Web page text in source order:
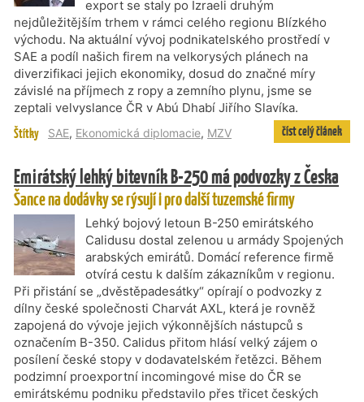
export se staly po Izraeli druhým
nejdůležitějším trhem v rámci celého regionu Blízkého
východu. Na aktuální vývoj podnikatelského prostředí v
SAE a podíl našich firem na velkorysých plánech na
diverzifikaci jejich ekonomiky, dosud do značné míry
závislé na příjmech z ropy a zemního plynu, jsme se
zeptali velvyslance ČR v Abú Dhabí Jiřího Slavíka.
Štítky SAE, Ekonomická diplomacie, MZV číst celý článek
Emirátský lehký bitevník B-250 má podvozky z Česka
Šance na dodávky se rýsují i pro další tuzemské firmy
Lehký bojový letoun B-250 emirátského
Calidusu dostal zelenou u armády Spojených
arabských emirátů. Domácí reference firmě
otvírá cestu k dalším zákazníkům v regionu.
Při přistání se „dvěstěpadesátky“ opírají o podvozky z
dílny české společnosti Charvát AXL, která je rovněž
zapojená do vývoje jejich výkonnějších nástupců s
označením B-350. Calidus přitom hlásí velký zájem o
posílení české stopy v dodavatelském řetězci. Během
podzimní proexportní incomingové mise do ČR se
emirátskému podniku představilo přes třicet českých